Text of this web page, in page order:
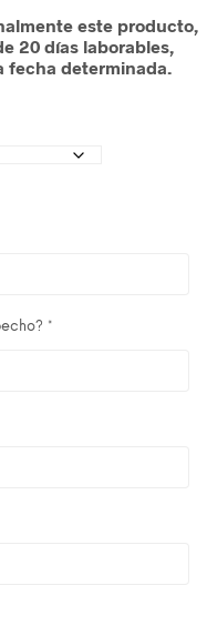
este producto,
20 días laborables,
fecha determinada.
*